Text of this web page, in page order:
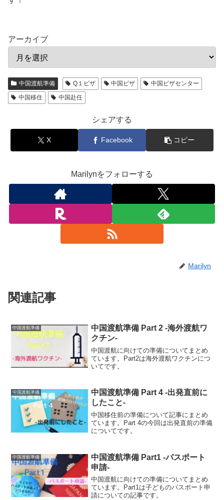
アーカイブ
中国渡航準備 Q１ビザ 中国ビザ
中国ビザセンター
中国移住
中国赴任
シェアする
X Facebook コピー
Marilynをフォローする
Marilyn
関連記事
中国渡航準備
中国渡航準備 Part 2 -海外渡航ワ
クチン-
中国渡航に向けての準備についてまとめ
ています。Part2は海外渡航ワクチンにつ
いてです。
中国渡航準備
中国渡航準備 Part 4 -出発直前に
したこと-
中国移住前の準備について記事にまとめ
ています。Part 4の今回は出発直前の準備
についてです。
中国渡航準備
中国渡航準備 Part1 -パスポート
申請-
中国渡航に向けての準備についてまとめ
ています。Part1は子どものパスポート申
請についての記事です。